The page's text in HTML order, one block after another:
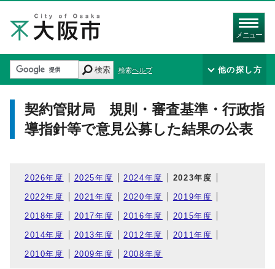
メニュー
検索 検索ヘルプ 他の探し方
契約管財局 規則・審査基準・行政指
導指針等で意見公募した結果の公表
2026年度 2025年度 2024年度 2023年度
2022年度 2021年度 2020年度 2019年度
2018年度 2017年度 2016年度 2015年度
2014年度 2013年度 2012年度 2011年度
2010年度 2009年度 2008年度